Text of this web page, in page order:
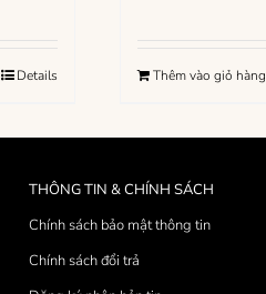
Details Thêm vào giỏ hàng
THÔNG TIN & CHÍNH SÁCH
Chính sách bảo mật thông tin
Chính sách đổi trả